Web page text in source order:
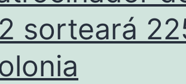
sorteará